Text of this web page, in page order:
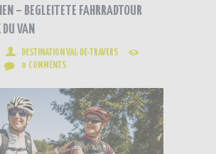
– BEGLEITETE FAHRRADTOUR
VAN
DESTINATION VAL-DE-TRAVERS
0 COMMENTS